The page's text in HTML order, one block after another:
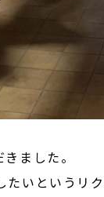
ました。
いというリ